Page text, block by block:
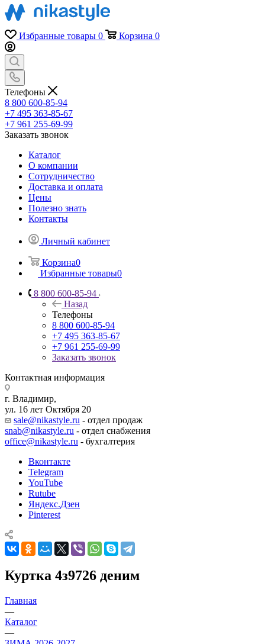
Избранные товары 0 Корзина 0
Телефоны
8 800 600-85-94
+7 495 363-85-67
+7 961 255-69-99
Заказать звонок
Каталог
О компании
Сотрудничество
Доставка и оплата
Цены
Полезно знать
Контакты
Личный кабинет
Корзина0
Избранные товары0
8 800 600-85-94
Назад
Телефоны
8 800 600-85-94
+7 495 363-85-67
+7 961 255-69-99
Заказать звонок
Контактная информация
г. Владимир,
ул. 16 лет Октября 20
sale@nikastyle.ru - отдел продаж
snab@nikastyle.ru - отдел снабжения
office@nikastyle.ru - бухгалтерия
Вконтакте
Telegram
YouTube
Rutube
Яндекс.Дзен
Pinterest
Куртка 4з9726 деним
Главная
—
Каталог
—